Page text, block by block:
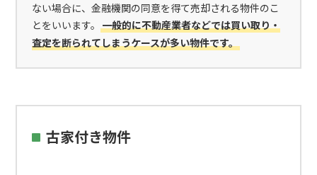
ない場合に、金融機関の同意を得て売却される物件のこ
とをいいます。一般的に不動産業者などでは買い取り・
査定を断られてしまうケースが多い物件です。
古家付き物件